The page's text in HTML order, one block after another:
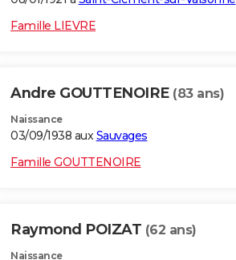
Famille LIEVRE
Andre GOUTTENOIRE (83 ans)
Naissance
03/09/1938 auxSauvages
Famille GOUTTENOIRE
Raymond POIZAT (62 ans)
Naissance